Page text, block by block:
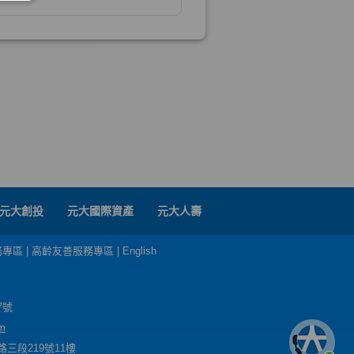
元大創投 元大國際資產 元大人壽
區 高齡友善服務專區 English
號
三段219號11樓